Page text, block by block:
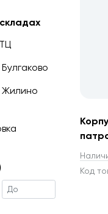
Жилино
Код